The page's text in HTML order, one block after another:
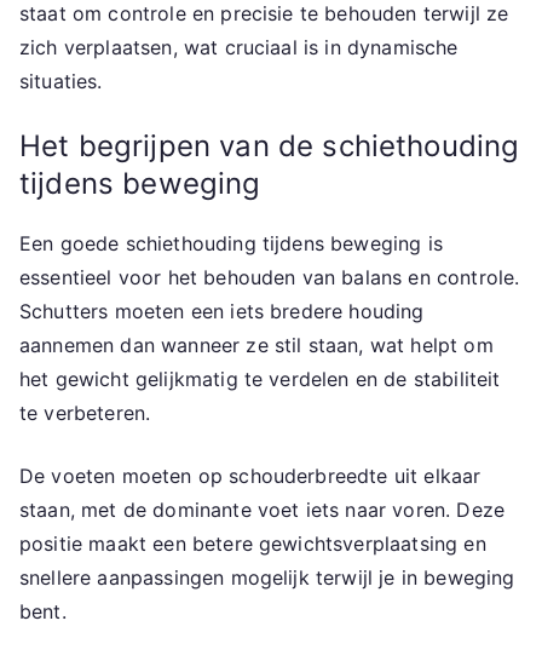
staat om controle en precisie te behouden terwijl ze
zich verplaatsen, wat cruciaal is in dynamische
situaties.
Het begrijpen van de schiethouding
tijdens beweging
Een goede schiethouding tijdens beweging is
essentieel voor het behouden van balans en controle.
Schutters moeten een iets bredere houding
aannemen dan wanneer ze stil staan, wat helpt om
het gewicht gelijkmatig te verdelen en de stabiliteit
te verbeteren.
De voeten moeten op schouderbreedte uit elkaar
staan, met de dominante voet iets naar voren. Deze
positie maakt een betere gewichtsverplaatsing en
snellere aanpassingen mogelijk terwijl je in beweging
bent.